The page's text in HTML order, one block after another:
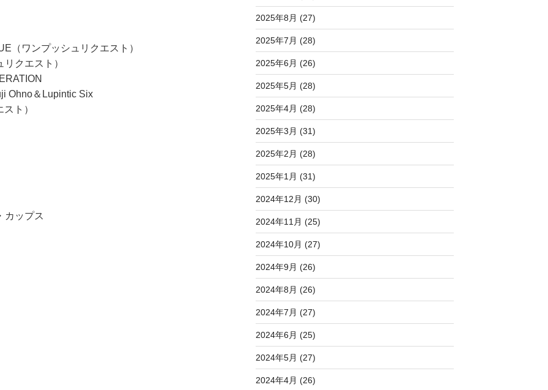
ワンプッシュリクエスト）
クエスト）
Ohno＆Lupintic Six
ト）
ップス
2025年8月 (27)
2025年7月 (28)
2025年6月 (26)
2025年5月 (28)
2025年4月 (28)
2025年3月 (31)
2025年2月 (28)
2025年1月 (31)
2024年12月 (30)
2024年11月 (25)
2024年10月 (27)
2024年9月 (26)
2024年8月 (26)
2024年7月 (27)
2024年6月 (25)
2024年5月 (27)
2024年4月 (26)